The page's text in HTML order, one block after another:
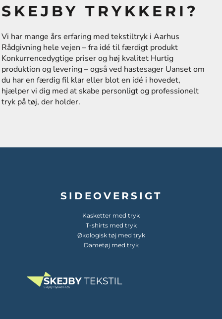
SKEJBY TRYKKERI?
Vi har mange års erfaring med tekstiltryk i Aarhus
Rådgivning hele vejen – fra idé til færdigt produkt
Konkurrencedygtige priser og høj kvalitet Hurtig
produktion og levering – også ved hastesager Uanset om
du har en færdig fil klar eller blot en idé i hovedet,
hjælper vi dig med at skabe personligt og professionelt
tryk på tøj, der holder.
SIDEOVERSIGT
Kasketter med tryk
T-shirts med tryk
Økologisk tøj med tryk
Dametøj med tryk